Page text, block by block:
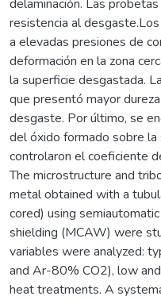
delaminación. Las
resistencia al
a elevadas presiones de
deformación en la zona
la superficie desgastada.
que presentó mayor
desgaste. Por último, se
del óxido formado sobre
controlaron el coeficiente
The microstructure and
metal obtained with a
cored) using
shielding (MCAW) were
variables were analyzed:
and Ar-80% CO2), low
heat treatments. A